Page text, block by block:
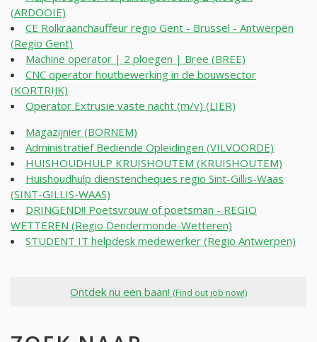
(ARDOOIE)
CE Rolkraanchauffeur regio Gent - Brussel - Antwerpen
(Regio Gent)
Machine operator | 2 ploegen | Bree (BREE)
CNC operator houtbewerking in de bouwsector
(KORTRIJK)
Operator Extrusie vaste nacht (m/v) (LIER)
Magazijnier (BORNEM)
Administratief Bediende Opleidingen (VILVOORDE)
HUISHOUDHULP KRUISHOUTEM (KRUISHOUTEM)
Huishoudhulp dienstencheques regio Sint-Gillis-Waas
(SINT-GILLIS-WAAS)
DRINGEND!! Poetsvrouw of poetsman - REGIO
WETTEREN (Regio Dendermonde-Wetteren)
STUDENT IT helpdesk medewerker (Regio Antwerpen)
Ontdek nu een baan! (Find out job now!)